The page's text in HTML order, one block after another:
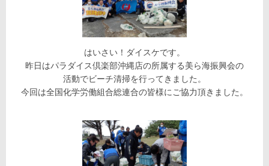
はいさい！ダイスケです。
昨日はパラダイス倶楽部沖縄店の所属する美ら海振興会の
活動でビーチ清掃を行ってきました。
今回は全国化学労働組合総連合の皆様にご協力頂きました。